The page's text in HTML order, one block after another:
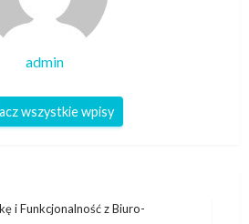
admin
wszystkie wpisy
i Funkcjonalność z Biuro-